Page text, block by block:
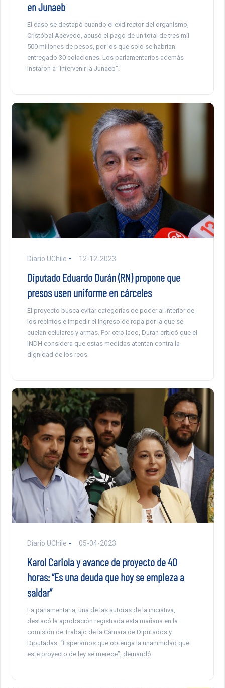
en Junaeb
El caso se destapó cuando el exdirector del organismo,
Cristóbal Acevedo, acusó el pago de un total de tres mil
500 millones de pesos, por los que solo se habrían
entregado 30 colaciones. Los parlamentarios además
instaron a “intervenir la Junaeb”.
Diario UChile 12-12-2023
Diputado Eduardo Durán (RN) propone que
presos usen uniforme en cárceles
El proyecto busca evitar categorías de poder al interior de
los recintos e impedir el ingreso de ropa por la que se
cuelan celulares y armas. Por otro lado, Duran criticó que el
INDH considera que estas medidas atentan contra la
dignidad de los reos.
Diario UChile 05-04-2023
Karol Cariola y avance de proyecto de 40
horas: “Es una deuda que hoy se empieza a
saldar”
La parlamentaria, una de las autoras de la iniciativa,
destacó la aprobación registrada esta mañana en la
comisión de Trabajo de la Cámara de Diputados y
Diputadas. “Esperamos que obtenga la unanimidad que
este proyecto de ley se merece”, demandó.